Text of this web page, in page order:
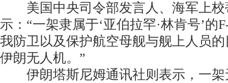
美国中央司令部发言人、海军上校
示：“一架隶属于‘亚伯拉罕·林肯号’的
我防卫以及保护航空母舰与舰上人员
伊朗无人机。”
伊朗塔斯尼姆通讯社则表示，一架